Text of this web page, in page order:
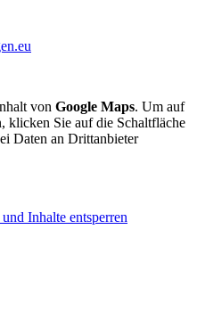
von Google Maps. Um auf
klicken Sie auf die Schaltfläche
Daten an Drittanbieter
Inhalte entsperren